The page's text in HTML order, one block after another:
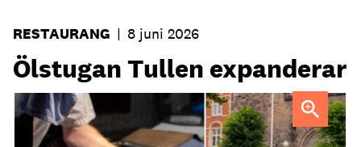
RESTAURANG | 8 juni 2026
Ölstugan Tullen expanderar